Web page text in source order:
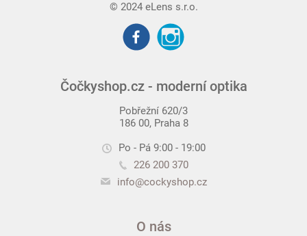
© 2024 eLens s.r.o.
Čočkyshop.cz - moderní optika
Pobřežní 620/3
186 00, Praha 8
Po - Pá 9:00 - 19:00
226 200 370
info@cockyshop.cz
O nás